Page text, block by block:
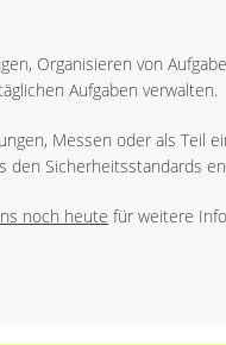
Organisieren von
Aufgaben verwalten.
Messen oder als Teil
den Sicherheitsstandards
noch heute für weitere